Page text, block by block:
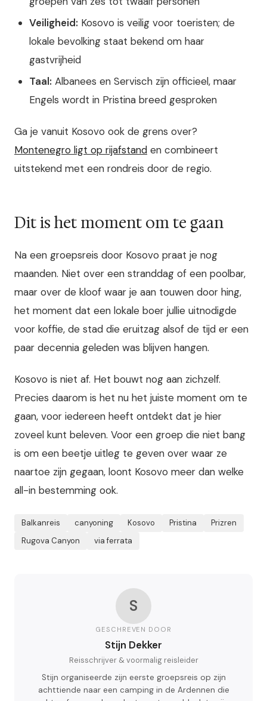
Veiligheid: Kosovo is veilig voor toeristen; de
lokale bevolking staat bekend om haar
gastvrijheid
Taal: Albanees en Servisch zijn officieel, maar
Engels wordt in Pristina breed gesproken
Ga je vanuit Kosovo ook de grens over?
Montenegro ligt op rijafstand en combineert
uitstekend met een rondreis door de regio.
Dit is het moment om te gaan
Na een groepsreis door Kosovo praat je nog
maanden. Niet over een stranddag of een poolbar,
maar over de kloof waar je aan touwen door hing,
het moment dat een lokale boer jullie uitnodigde
voor koffie, de stad die eruitzag alsof de tijd er een
paar decennia geleden was blijven hangen.
Kosovo is niet af. Het bouwt nog aan zichzelf.
Precies daarom is het nu het juiste moment om te
gaan, voor iedereen heeft ontdekt dat je hier
zoveel kunt beleven. Voor een groep die niet bang
is om een beetje uitleg te geven over waar ze
naartoe zijn gegaan, loont Kosovo meer dan welke
all-in bestemming ook.
Balkanreis canyoning Kosovo Pristina
Prizren
Rugova Canyon
via ferrata
S
GESCHREVEN DOOR
Stijn Dekker
Reisschrijver & voormalig reisleider
Stijn organiseerde zijn eerste groepsreis op zijn
achttiende naar een camping in de Ardennen die